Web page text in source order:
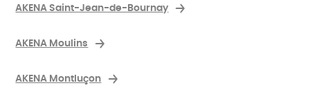
AKENA Saint-Jean-de-Bournay
AKENA Moulins
AKENA Montluçon